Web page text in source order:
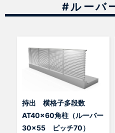
#ルーバ
持出 横格子多段数
AT40x60角柱（ルーバー
30×55 ピッチ70）